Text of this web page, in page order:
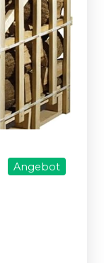
Angebot